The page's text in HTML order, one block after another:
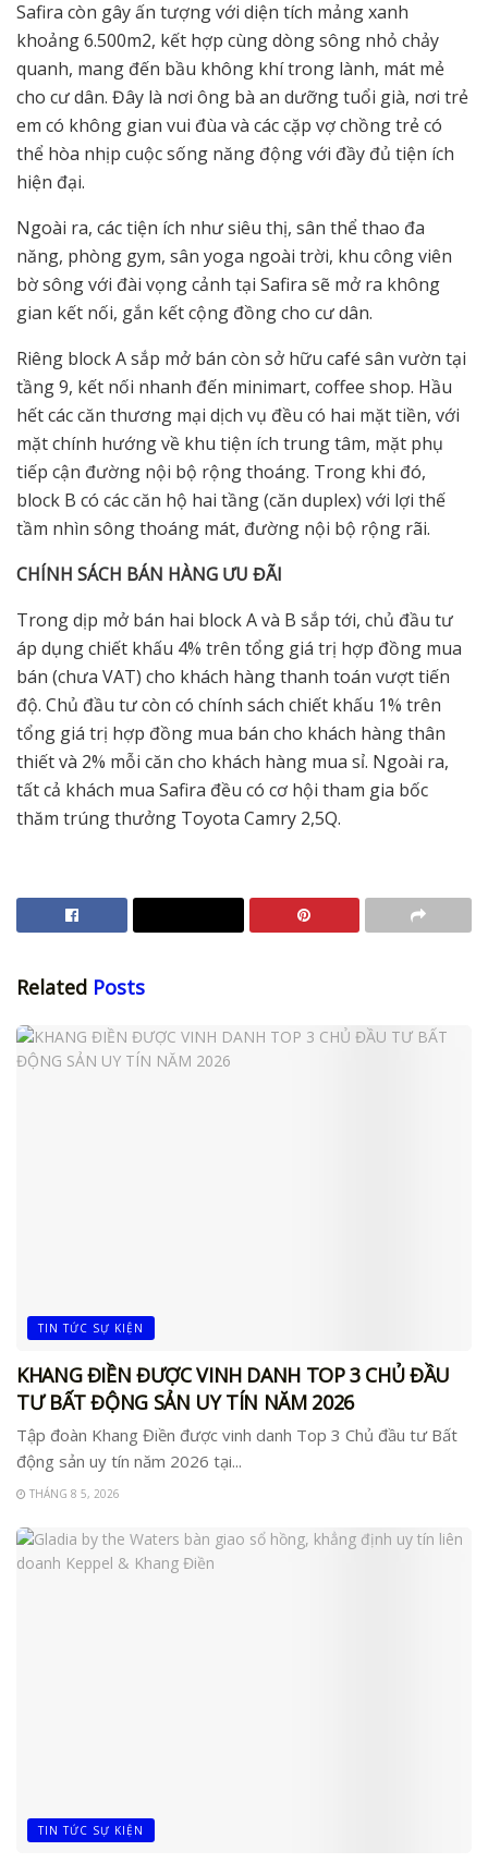
Safira còn gây ấn tượng với diện tích mảng xanh
khoảng 6.500m2, kết hợp cùng dòng sông nhỏ chảy
quanh, mang đến bầu không khí trong lành, mát mẻ
cho cư dân. Đây là nơi ông bà an dưỡng tuổi già, nơi trẻ
em có không gian vui đùa và các cặp vợ chồng trẻ có
thể hòa nhịp cuộc sống năng động với đầy đủ tiện ích
hiện đại.
Ngoài ra, các tiện ích như siêu thị, sân thể thao đa
năng, phòng gym, sân yoga ngoài trời, khu công viên
bờ sông với đài vọng cảnh tại Safira sẽ mở ra không
gian kết nối, gắn kết cộng đồng cho cư dân.
Riêng block A sắp mở bán còn sở hữu café sân vườn tại
tầng 9, kết nối nhanh đến minimart, coffee shop. Hầu
hết các căn thương mại dịch vụ đều có hai mặt tiền, với
mặt chính hướng về khu tiện ích trung tâm, mặt phụ
tiếp cận đường nội bộ rộng thoáng. Trong khi đó,
block B có các căn hộ hai tầng (căn duplex) với lợi thế
tầm nhìn sông thoáng mát, đường nội bộ rộng rãi.
CHÍNH SÁCH BÁN HÀNG ƯU ĐÃI
Trong dịp mở bán hai block A và B sắp tới, chủ đầu tư
áp dụng chiết khấu 4% trên tổng giá trị hợp đồng mua
bán (chưa VAT) cho khách hàng thanh toán vượt tiến
độ. Chủ đầu tư còn có chính sách chiết khấu 1% trên
tổng giá trị hợp đồng mua bán cho khách hàng thân
thiết và 2% mỗi căn cho khách hàng mua sỉ. Ngoài ra,
tất cả khách mua Safira đều có cơ hội tham gia bốc
thăm trúng thưởng Toyota Camry 2,5Q.
Related Posts
TIN TỨC SỰ KIỆN
KHANG ĐIỀN ĐƯỢC VINH DANH TOP 3 CHỦ ĐẦU
TƯ BẤT ĐỘNG SẢN UY TÍN NĂM 2026
Tập đoàn Khang Điền được vinh danh Top 3 Chủ đầu tư Bất
động sản uy tín năm 2026 tại...
THÁNG 8 5, 2026
TIN TỨC SỰ KIỆN